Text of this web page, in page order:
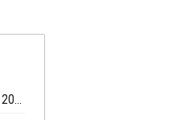
Импорт параксилола в США вырос в октябре 2017 года на 62%